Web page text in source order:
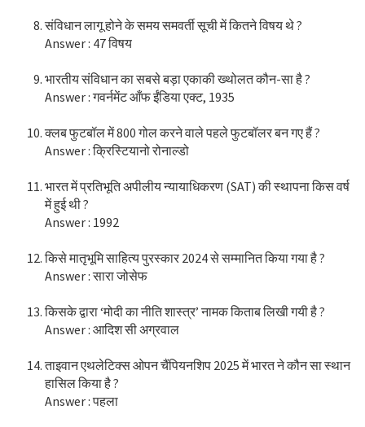
संविधान लागू होने के समय समवर्ती सूची में कितने विषय थे ?
Answer : 47 विषय
भारतीय संविधान का सबसे बड़ा एकाकी ख्थोलत कौन-सा है ?
Answer : गवर्नमेंट आँफ ईंडिया एक्ट, 1935
क्लब फुटबॉल में 800 गोल करने वाले पहले फुटबॉलर बन गए हैं ?
Answer : क्रिस्टियानो रोनाल्डो
भारत में प्रतिभूति अपीलीय न्यायाधिकरण (SAT) की स्थापना किस वर्ष
में हुई थी ?
Answer : 1992
किसे मातृभूमि साहित्य पुरस्कार 2024 से सम्मानित किया गया है ?
Answer : सारा जोसेफ
किसके द्वारा ‘मोदी का नीति शास्त्र’ नामक किताब लिखी गयी है ?
Answer : आदिश सी अग्रवाल
ताइवान एथलेटिक्स ओपन चैंपियनशिप 2025 में भारत ने कौन सा स्थान
हासिल किया है ?
Answer : पहला